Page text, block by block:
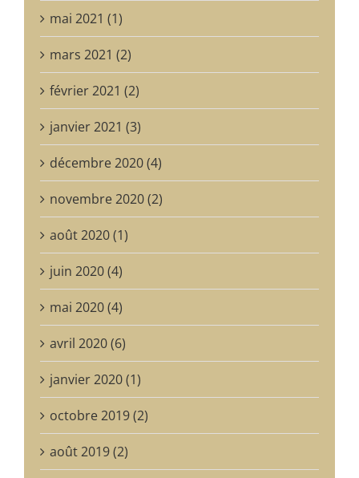
mai 2021 (1)
mars 2021 (2)
février 2021 (2)
janvier 2021 (3)
décembre 2020 (4)
novembre 2020 (2)
août 2020 (1)
juin 2020 (4)
mai 2020 (4)
avril 2020 (6)
janvier 2020 (1)
octobre 2019 (2)
août 2019 (2)